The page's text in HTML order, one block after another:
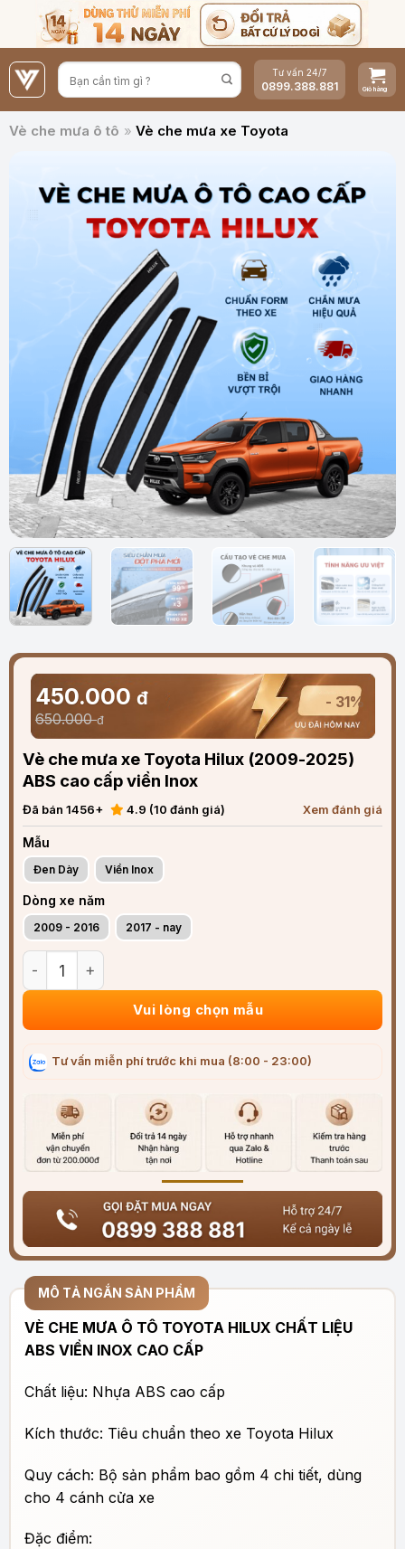
nội
dung
Tư vấn 24/7
0899.388.881
Vè che mưa ô tô » Vè che mưa xe Toyota
450.000 đ
650.000đ
- 31%
Vè che mưa xe Toyota Hilux (2009-2025)
ABS cao cấp viền Inox
Đã bán 1456+ 4.9 (10 đánh giá) Xem đánh giá
Mẫu
Đen Dày Viền Inox
Dòng xe năm
2009 - 2016 2017 - nay
Vè che mưa xe Toyota Hilux (2009-2025) ABS cao cấp
Vui lòng chọn mẫu
Tư vấn miễn phí trước khi mua (8:00 - 23:00)
MÔ TẢ NGẮN SẢN PHẨM
VÈ CHE MƯA Ô TÔ TOYOTA HILUX CHẤT LIỆU
ABS VIỀN INOX CAO CẤP
Chất liệu: Nhựa ABS cao cấp
Kích thước: Tiêu chuẩn theo xe Toyota Hilux
Quy cách: Bộ sản phẩm bao gồm 4 chi tiết, dùng
cho 4 cánh cửa xe
Đặc điểm: